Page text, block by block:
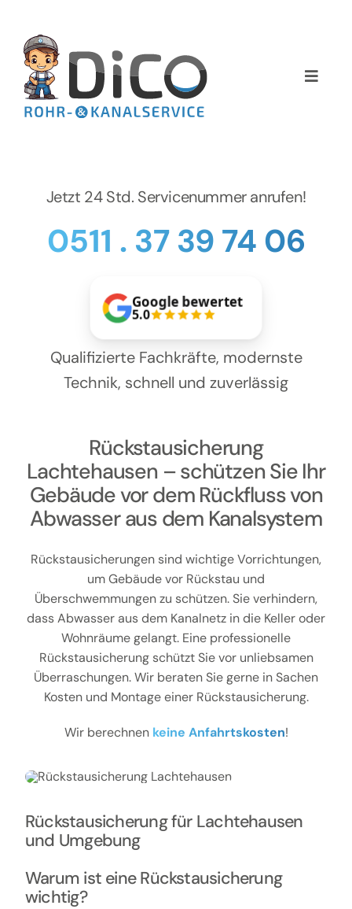
springen
Toggle
Home
NEWS
Kontakt
Jetzt 24 Std. Servicenummer anrufen!
0511 . 37 39 74 06
Google bewertet
5.0
Qualifizierte Fachkräfte, modernste
Technik, schnell und zuverlässig
Rückstausicherung
Lachtehausen – schützen Sie Ihr
Gebäude vor dem Rückfluss von
Abwasser aus dem Kanalsystem
Rückstausicherungen sind wichtige Vorrichtungen,
um Gebäude vor Rückstau und
Überschwemmungen zu schützen. Sie verhindern,
dass Abwasser aus dem Kanalnetz in die Keller oder
Wohnräume gelangt. Eine professionelle
Rückstausicherung schützt Sie vor unliebsamen
Überraschungen. Wir beraten Sie gerne in Sachen
Kosten und Montage einer Rückstausicherung.
Wir berechnen keine Anfahrtskosten!
Rückstausicherung für Lachtehausen
und Umgebung
Warum ist eine Rückstausicherung
wichtig?